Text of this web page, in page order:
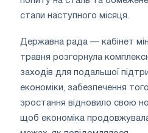
стали наступного місяця.
Державна рада — кабінет
травня розгорнула
заходів для подальшої
економіки, забезпечення
зростання відновило свою
щоб економіка